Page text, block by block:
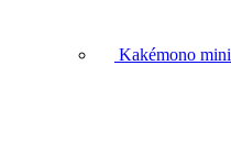
Kakémono mini